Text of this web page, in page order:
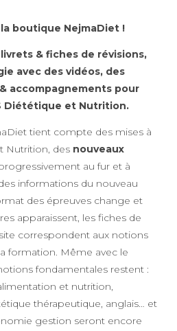
boutique NejmaDiet !
& fiches de révisions,
avec des vidéos, des
accompagnements pour
Diététique et Nutrition.
tient compte des mises à
Nutrition, des nouveaux
au fur et à
informations du nouveau
des épreuves change et
apparaissent, les fiches de
correspondent aux notions
formation. Même avec le
fondamentales restent :
et nutrition,
thérapeutique, anglais… et
gestion seront encore